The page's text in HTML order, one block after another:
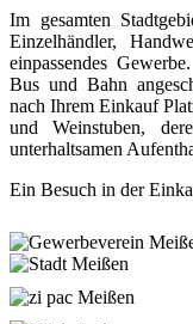
Im gesamten
Einzelhändler,
einpassendes
Bus und Bahn
nach Ihrem Einkauf
und Weinstuben,
unterhaltsamen
Ein Besuch in der